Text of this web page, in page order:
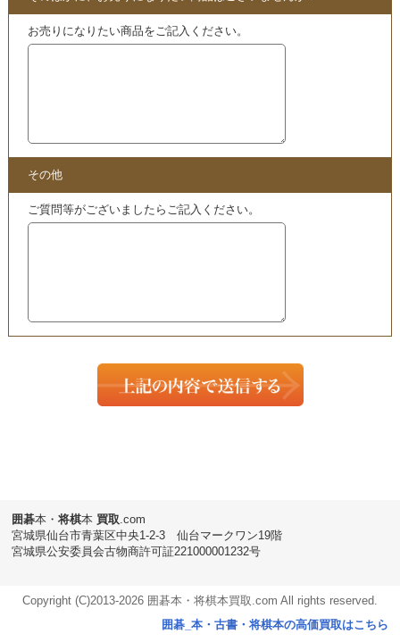
囲碁本・将棋本 買取.com
宮城県仙台市青葉区中央1-2-3 仙台マークワン19階
宮城県公安委員会古物商許可証221000001232号
Copyright (C)2013-2026 囲碁本・将棋本買取.com All rights reserved.
囲碁_本・古書・将棋本の高価買取はこちら